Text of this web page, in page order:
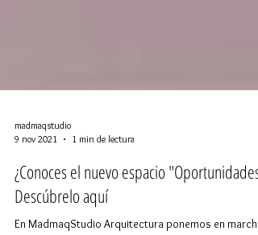
9 nov 2021
1 min de lectura
¿Conoces el nuevo espacio "Oportunidades"?
Descúbrelo aquí